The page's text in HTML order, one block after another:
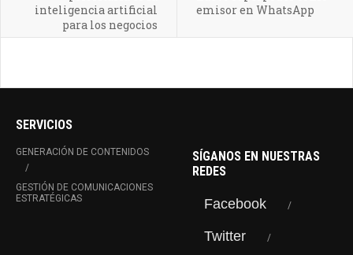
inteligencia artificial
para los negocios
emisor en WhatsApp
SERVICIOS
GENERACIÓN DE CONTENIDOS
GESTIÓN DE COMUNICACIONES
ESTRATÉGICAS
SÍGANOS EN NUESTRAS
REDES
Facebook
Twitter